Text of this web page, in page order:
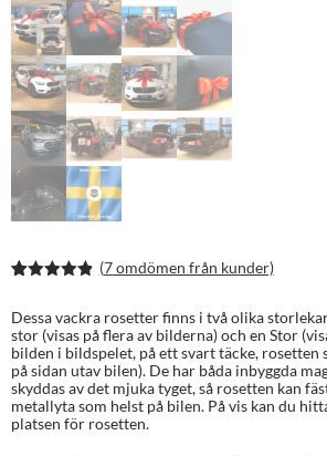
baserat på
kundrecens
ioner
(7omdömen från kunder)
Dessa vackra rosetter finns i två olika
stor (visas på flera av bilderna) och en Stor
bilden i bildspelet, på ett svart täcke, rosetten
på sidan utav bilen). De har båda inbyggda
skyddas av det mjuka tyget, så rosetten kan
metallyta som helst på bilen. På vis kan du
platsen för rosetten.